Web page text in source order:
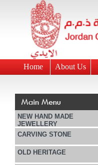
Home About Us
NEW HAND MADE
JEWELLERY
CARVING STONE
OLD HERITAGE